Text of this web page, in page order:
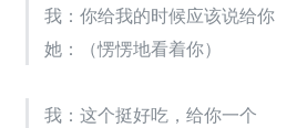
我：你给我的时候应该说给你
她：（愣愣地看着你）
我：这个挺好吃，给你一个